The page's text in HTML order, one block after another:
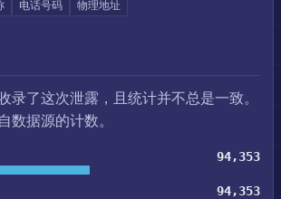
电话号码 物理地址
录了这次泄露，且统计并不总是一致。
数据源的计数。
94,353
94,353